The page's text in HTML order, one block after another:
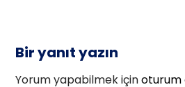
Bir yanıt yazın
Yorum yapabilmek içinoturum